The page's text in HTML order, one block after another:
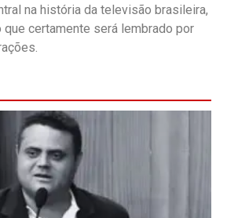
na história da televisão brasileira,
que certamente será lembrado por